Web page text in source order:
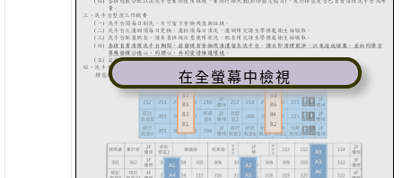
在全螢幕中檢視